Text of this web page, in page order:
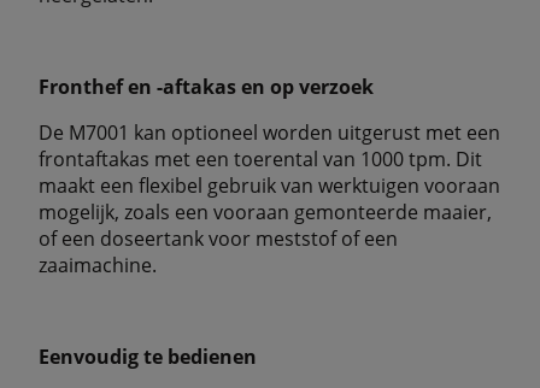
Fronthef en -aftakas en op verzoek
De M7001 kan optioneel worden uitgerust met een
frontaftakas met een toerental van 1000 tpm. Dit
maakt een flexibel gebruik van werktuigen vooraan
mogelijk, zoals een vooraan gemonteerde maaier,
of een doseertank voor meststof of een
zaaimachine.
Eenvoudig te bedienen